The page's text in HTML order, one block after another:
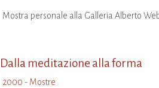
Mostra personale alla Galleria Alberto
Dalla meditazione alla forma
2000 - Mostre